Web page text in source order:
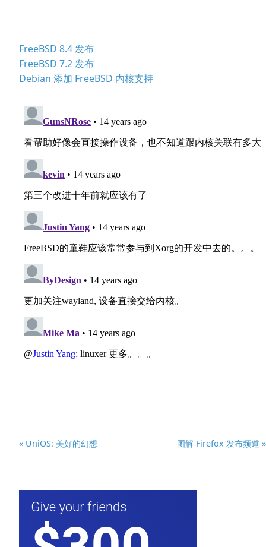
FreeBSD 8.4 发布
FreeBSD 7.2 发布
Debian 添加 FreeBSD 内核支持
« UniOS: 美好的幻想 图解 Firefox 发布频道 »